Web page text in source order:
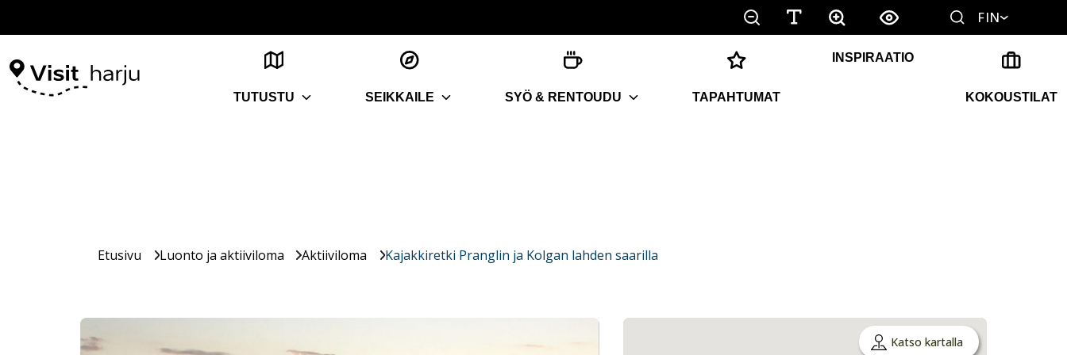
FIN
TUTUSTU SEIKKAILE SYÖ & RENTOUDU TAPAHTUMAT
INSPIRAATIO
KOKOUSTILAT
Etusivu Luonto ja aktiiviloma Aktiiviloma Kajakkiretki Pranglin ja Kolgan lahden saarilla
Katso kartalla